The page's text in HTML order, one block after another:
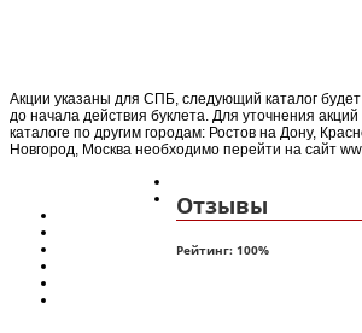
Акции указаны для СПБ, следующий каталог будет
до начала действия буклета. Для уточнения
каталоге по другим городам: Ростов на Дону,
Новгород, Москва необходимо перейти на сайт
Отзывы
Рейтинг:100%